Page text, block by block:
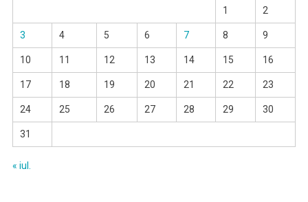
1 2
3 4 5 6 7 8 9
10 11 12 13 14 15 16
17 18 19 20 21 22 23
24 25 26 27 28 29 30
31
« iul.